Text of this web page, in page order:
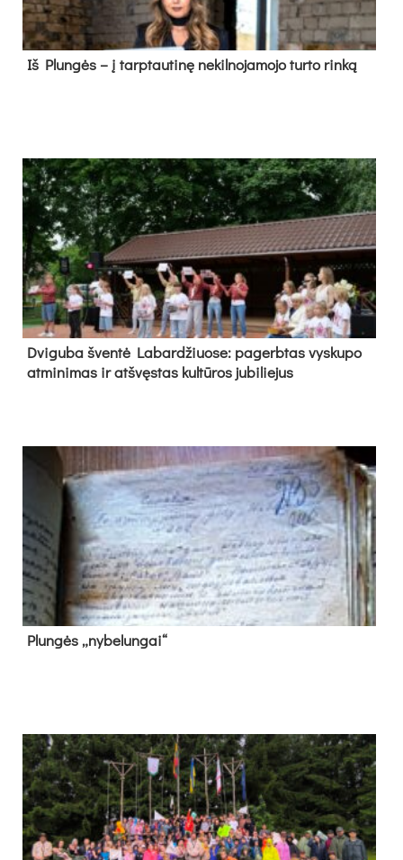
Iš Plungės – į tarptautinę nekilnojamojo turto rinką
Dvi­gu­ba šven­tė La­bar­džiuo­se: pa­gerb­tas vys­ku­po
at­mi­ni­mas ir at­švęs­tas kul­tū­ros ju­bi­lie­jus
Plun­gės „ny­be­lun­gai“